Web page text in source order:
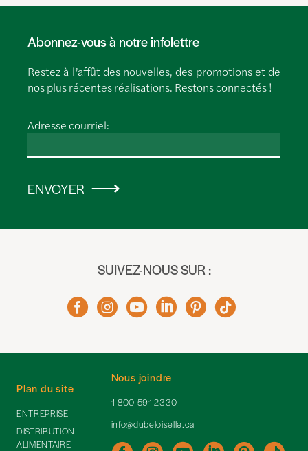
Abonnez-vous à notre infolettre
Restez à l’affût des nouvelles, des promotions et de
nos plus récentes réalisations. Restons connectés !
Adresse courriel:
ENVOYER
SUIVEZ-NOUS SUR :
Nous joindre
1-800-591-2330
info@dubeloiselle.ca
Plan du site
ENTREPRISE
DISTRIBUTION
ALIMENTAIRE